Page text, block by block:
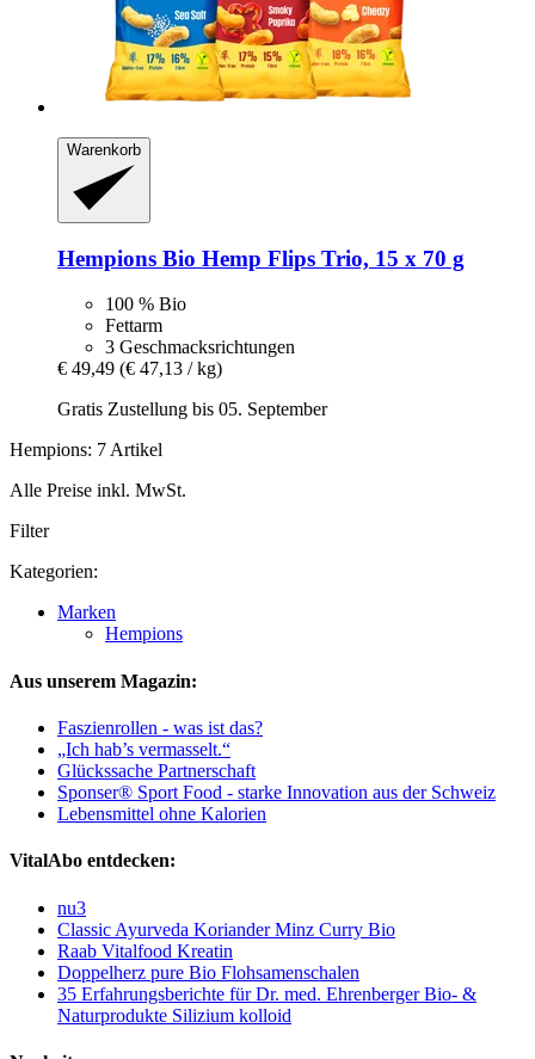
Warenkorb
Hempions Bio Hemp Flips Trio, 15 x 70 g
100 % Bio
Fettarm
3 Geschmacksrichtungen
€ 49,49 (€ 47,13 / kg)
Gratis Zustellung bis 05. September
Hempions: 7 Artikel
Alle Preise inkl. MwSt.
Filter
Kategorien:
Marken
Hempions
Aus unserem Magazin:
Faszienrollen - was ist das?
„Ich hab’s vermasselt.“
Glückssache Partnerschaft
Sponser® Sport Food - starke Innovation aus der Schweiz
Lebensmittel ohne Kalorien
VitalAbo entdecken:
nu3
Classic Ayurveda Koriander Minz Curry Bio
Raab Vitalfood Kreatin
Doppelherz pure Bio Flohsamenschalen
35 Erfahrungsberichte für Dr. med. Ehrenberger Bio- &
Naturprodukte Silizium kolloid